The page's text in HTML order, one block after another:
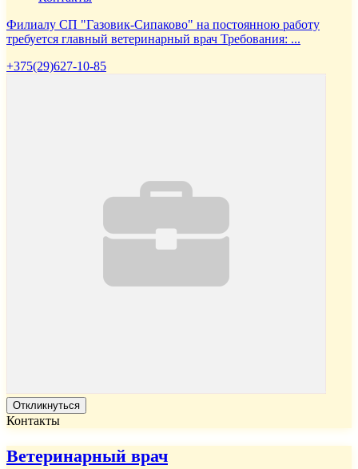
Филиалу СП "Газовик-Сипаково" на постоянною работу
требуется главный ветеринарный врач Требования: ...
+375(29)627-10-85
Откликнуться
Контакты
Ветеринарный врач